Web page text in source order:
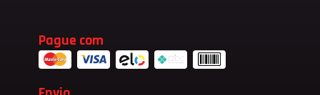
Pague com